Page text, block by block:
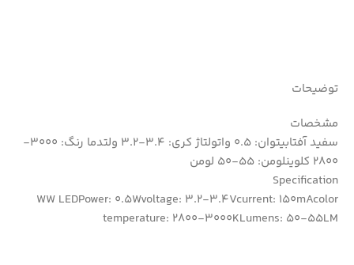
توضیحات
مشخصات
سفید آفتابیتوان: 0.5 واتولتاژ کری: 3.4-3.2 ولتدما رنگ: 3000-
2800 کلوینلومن: 55-50 لومن
Specification
WW LEDPower: 0.5Wvoltage: 3.2-3.4Vcurrent: 150mAcolor
temperature: 2800-3000KLumens: 50-55LM